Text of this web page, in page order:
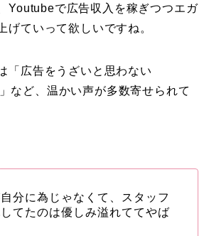
Youtubeで広告収入を稼ぎつつエガ
げていって欲しいですね。
「広告をうざいと思わない
など、温かい声が多数寄せられて
分に為じゃなくて、スタッフ
てたのは優しみ溢れててやば